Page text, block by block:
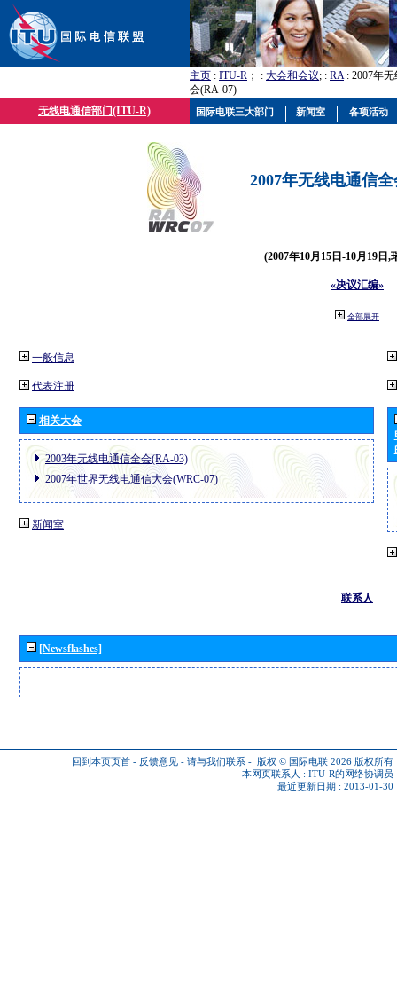
主页 : ITU-R ； : 大会和会议; : RA: 2007年
会(RA-07)
无线电通信部门(ITU-R)
2007年无线电通信
(2007年10月15日-10月19日,
«决议汇编»
全部展开
一般信息
代表注册
相关大会
2003年无线电通信全会(RA-03)
2007年世界无线电通信大会(WRC-07)
新闻室
联系人
[Newsflashes]
回到本页页首 - 反馈意见 - 请与我们联系 - 版权 © 国际电联 2026 版权所有
本网页联系人 : ITU-R的网络协调员
最近更新日期 : 2013-01-30
国际电联三大部门 新闻室 各项活动